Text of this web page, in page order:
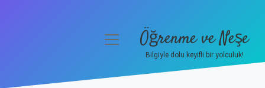
menüyüÖğrenme ve Neşe
Bilgiyle dolu keyifli bir yolculuk!